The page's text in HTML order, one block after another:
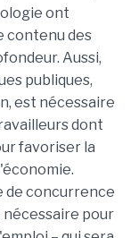
ont
contenu des
Aussi,
publiques,
est nécessaire
dont
favoriser la
de concurrence
pour